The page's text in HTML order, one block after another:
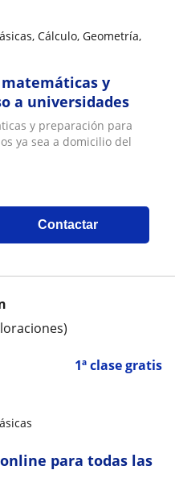
Cálculo, Geometría,
y
a universidades
y preparación para
ya sea a domicilio del
Contactar
1ª clase gratis
para todas las